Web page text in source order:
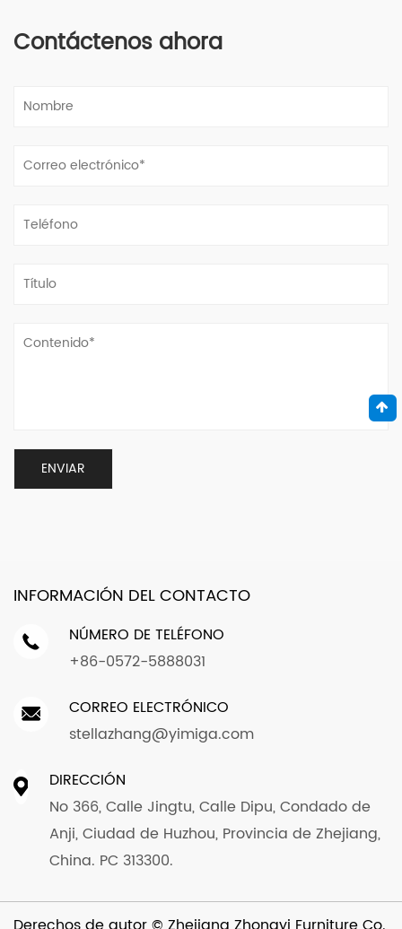
Contáctenos ahora
INFORMACIÓN DEL CONTACTO
NÚMERO DE TELÉFONO
+86-0572-5888031
CORREO ELECTRÓNICO
stellazhang@yimiga.com
DIRECCIÓN
No 366, Calle Jingtu, Calle Dipu, Condado de
Anji, Ciudad de Huzhou, Provincia de Zhejiang,
China. PC 313300.